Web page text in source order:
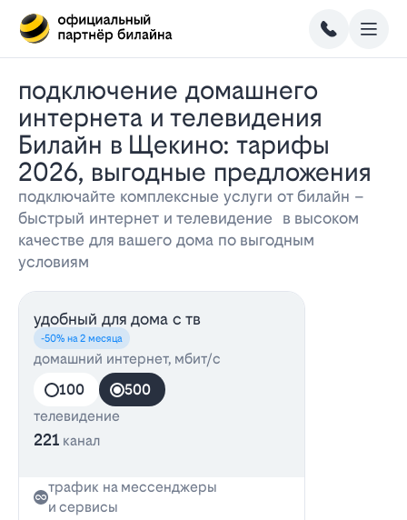
Подключение домашнего
интернета и телевидения
Билайн в Щекино: тарифы
2026, выгодные предложения
подключайте комплексные услуги от билайн –
быстрый интернет и телевидение в высоком
качестве для вашего дома по выгодным
условиям
удобный для дома с тв
-50% на 2 месяца
домашний интернет, мбит/с
100
500
телевидение
221 канал
трафик на мессенджеры
и сервисы